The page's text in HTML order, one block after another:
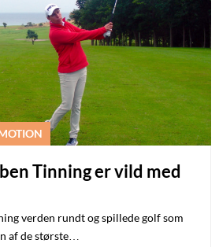
Tinning er vild med
verden rundt og spillede golf som
af de største…